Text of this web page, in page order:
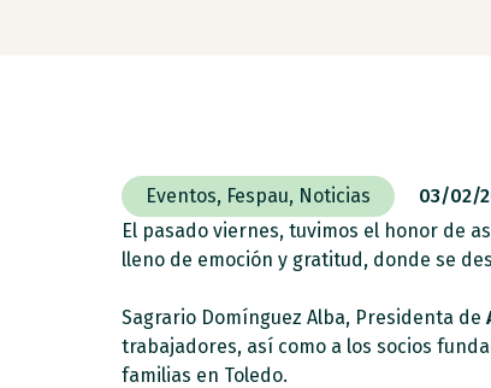
Eventos, Fespau, Noticias
03/02/
El pasado viernes, tuvimos el honor de
lleno de emoción y gratitud, donde se
Sagrario Domínguez Alba, Presidenta de
trabajadores, así como a los socios
familias en Toledo.